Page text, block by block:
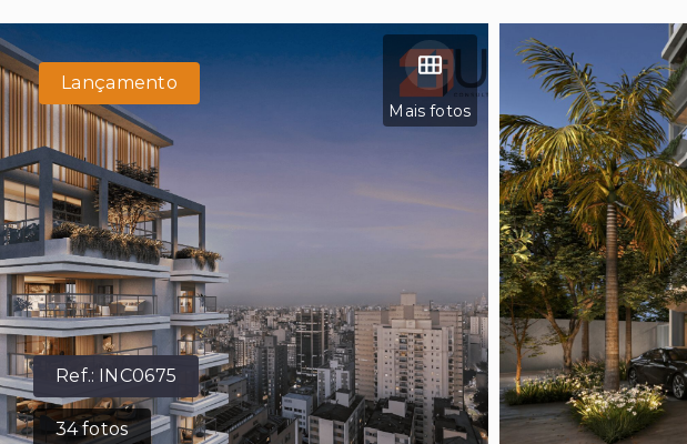
Ref.: INC0675
34fotos
Mais fotos
Lançamento